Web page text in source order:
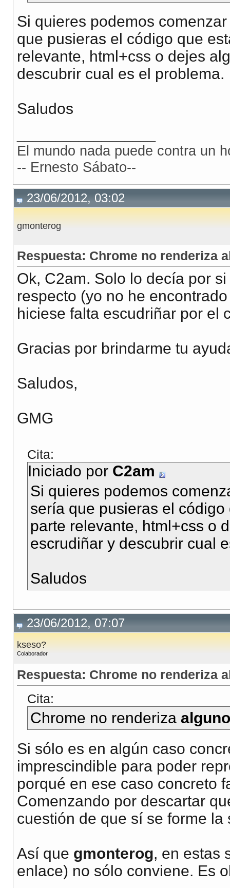
Si quieres podemos
que pusieras el código que
relevante, html+css o dejes
descubrir cual es el problema.
Saludos
El mundo nada puede contra un
-- Ernesto Sábato--
23/06/2012, 03:02
gmonterog
Respuesta: Chrome no renderiza
Ok, C2am. Solo lo decía por
respecto (yo no he
hiciese falta escudriñar por el
Gracias por brindarme tu
Saludos,
GMG
Cita:
Iniciado por C2am
Si quieres podemos
sería que pusieras el
parte relevante, html+css o
escrudiñar y descubrir cual
Saludos
23/06/2012, 07:07
kseso?
Colaborador
Respuesta: Chrome no renderiza
Cita:
Chrome no renderiza
Si sólo es en algún caso
imprescindible para poder
porqué en ese caso concreto
Comenzando por descartar
cuestión de que sí se forme
Así que gmonterog, en estas
enlace) no sólo conviene. Es